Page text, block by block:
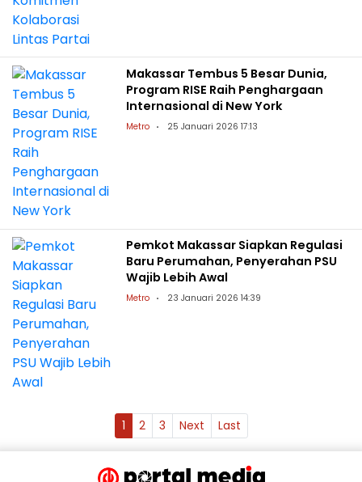
Makassar Tembus 5 Besar Dunia,
Program RISE Raih Penghargaan
Internasional di New York
Metro 25 Januari 2026 17:13
Pemkot Makassar Siapkan Regulasi
Baru Perumahan, Penyerahan PSU
Wajib Lebih Awal
Metro 23 Januari 2026 14:39
1 2 3 Next Last